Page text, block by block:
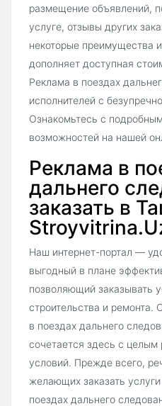
размещение объявлений,
услуге, отзывы других
некоторые преимущества
дополняет доступная
Реклама в поездах
исполнителей с
Ознакомьтесь с
возможностей на нашей
Реклама в
дальнего
заказать в
Наш интернет-портал —
выгодный в плане
позволяющий заказывать
строительства и ремонта.
в поездах дальнего
сочетается здесь с
условий. Прежде всего,
желающих заказать
поездах дальнего